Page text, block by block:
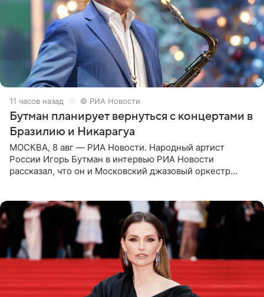
11 часов назад © РИА Новости
Бутман планирует вернуться с концертами в
Бразилию и Никарагуа
МОСКВА, 8 авг — РИА Новости. Народный артист
России Игорь Бутман в интервью РИА Новости
рассказал, что он и Московский джазовый оркестр